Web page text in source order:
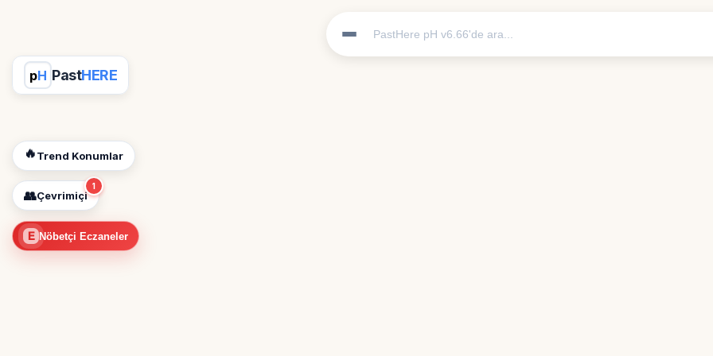
pH PastHERE
🔥Trend Konumlar
👥Çevrimiçi
1
E Nöbetçi Eczaneler